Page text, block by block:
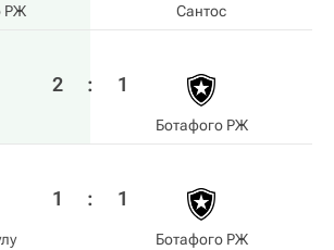
РЖ Сантос
2 : 1
Ботафого РЖ
1 : 1
Ботафого РЖ